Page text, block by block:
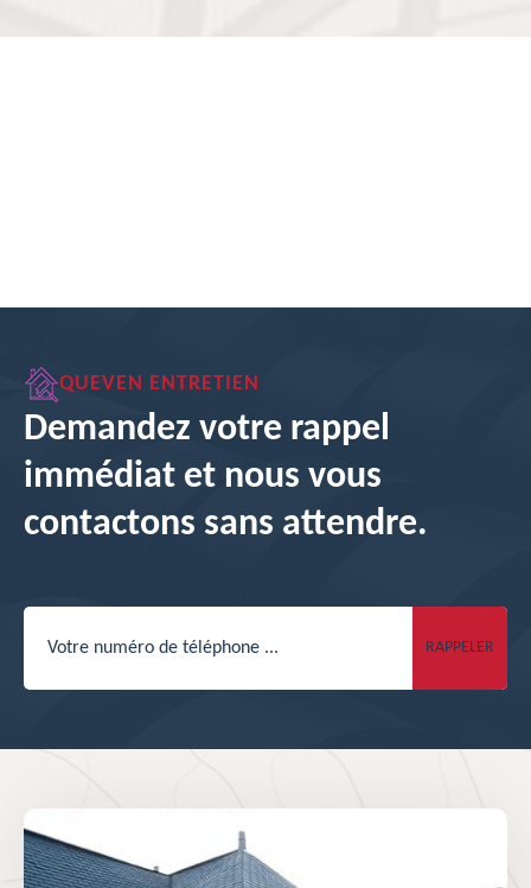
QUEVEN ENTRETIEN
Demandez votre rappel
immédiat et nous vous
contactons sans attendre.